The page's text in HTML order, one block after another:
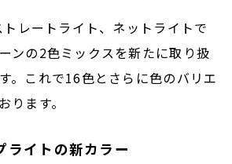
レートライト、ネットライトで
ンの2色ミックスを新たに取り扱
。これで16色とさらに色のバリエ
ります。
ライトの新カラー